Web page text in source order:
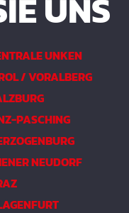
UNKEN
/ VORALBERG
PASCHING
NEUDORF